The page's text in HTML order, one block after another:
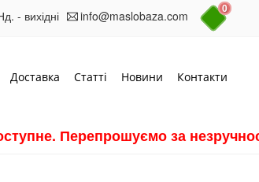
- вихідні info@maslobaza.com 0
Доставка Статті Новини Контакти
Перепрошуємо за